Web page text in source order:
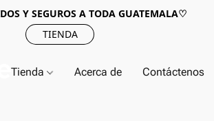
Y SEGUROS A TODA GUATEMALA♡
TIENDA
Tienda Acerca de Contáctenos